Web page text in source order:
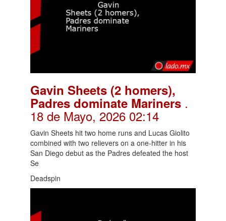
Gavin Sheets (2 homers),
Padres dominate Mariners .
18 de Mayo, 2026 02:14
Gavin Sheets hit two home runs and Lucas Giolito
combined with two relievers on a one-hitter in his
San Diego debut as the Padres defeated the host
Se
Deadspin